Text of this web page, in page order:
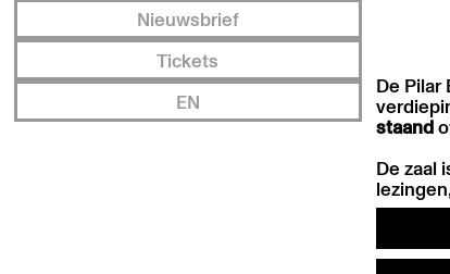
Nieuwsbrief
Tickets
EN
De
staand
De zaal